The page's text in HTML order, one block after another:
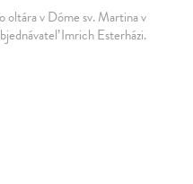
oltára v Dóme sv. Martina v
Imrich Esterházi.